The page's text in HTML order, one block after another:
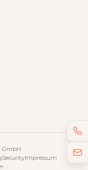
GmbH
SecurityImpressum